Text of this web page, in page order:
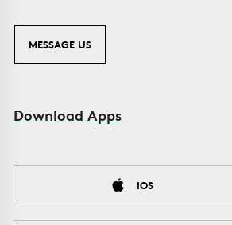
MESSAGE US
Download Apps
IOS